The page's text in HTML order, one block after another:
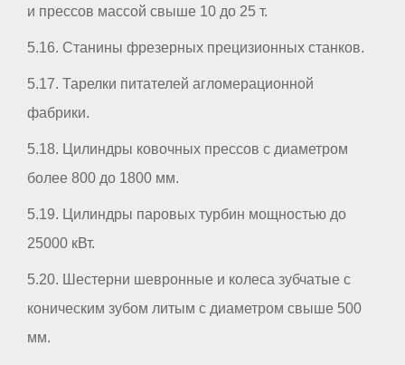
и прессов массой свыше 10 до 25 т.
5.16. Станины фрезерных прецизионных станков.
5.17. Тарелки питателей агломерационной
фабрики.
5.18. Цилиндры ковочных прессов с диаметром
более 800 до 1800 мм.
5.19. Цилиндры паровых турбин мощностью до
25000 кВт.
5.20. Шестерни шевронные и колеса зубчатые с
коническим зубом литым с диаметром свыше 500
мм.